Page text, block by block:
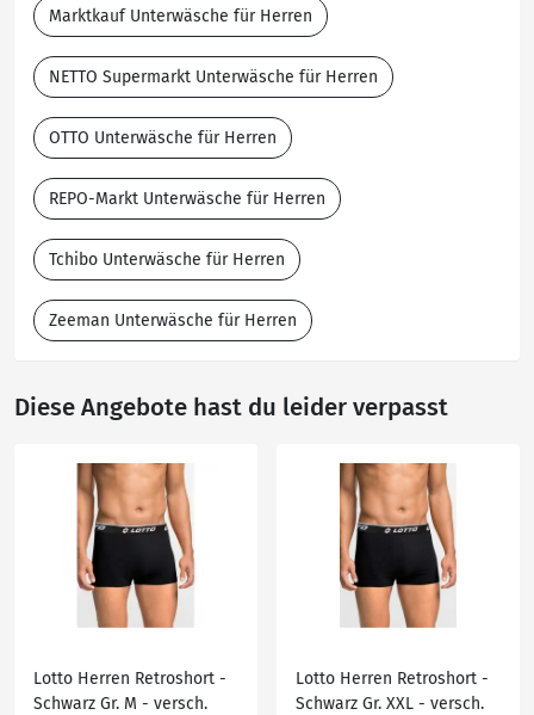
Marktkauf Unterwäsche für Herren
NETTO Supermarkt Unterwäsche für Herren
OTTO Unterwäsche für Herren
REPO-Markt Unterwäsche für Herren
Tchibo Unterwäsche für Herren
Zeeman Unterwäsche für Herren
Diese Angebote hast du leider verpasst
Lotto Herren Retroshort -
Schwarz Gr. M - versch.
Lotto Herren Retroshort -
Schwarz Gr. XXL - versch.